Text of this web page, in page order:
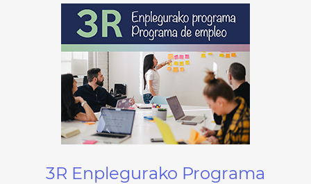
3R Enplegurako Programa